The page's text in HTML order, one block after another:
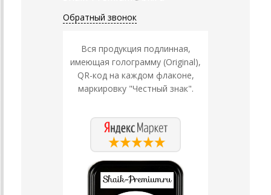
Обратный звонок
Вся продукция подлинная,
имеющая голограмму (Original),
QR-код на каждом флаконе,
маркировку "Честный знак".